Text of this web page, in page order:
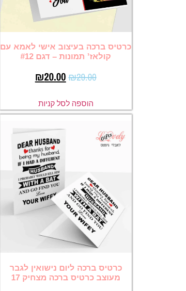
כרטיס ברכה בעיצוב אישי לאמא עם
קולאז’ תמונות – דגם #12
₪29.00
₪20.00
הוספה לסל קניות
כרטיס ברכה ליום נישואין לגבר
מעוצב כרטיס ברכה מצחיק 17